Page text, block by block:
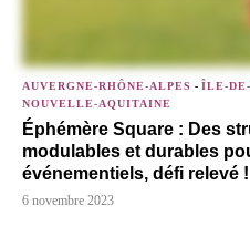
AUVERGNE-RHÔNE-ALPES - ÎLE-DE-
NOUVELLE-AQUITAINE
Éphémère Square : Des
modulables et durables
événementiels, défi relevé !
6 novembre 2023